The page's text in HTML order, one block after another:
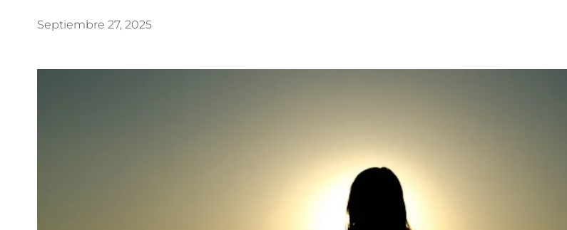
Septiembre 27, 2025